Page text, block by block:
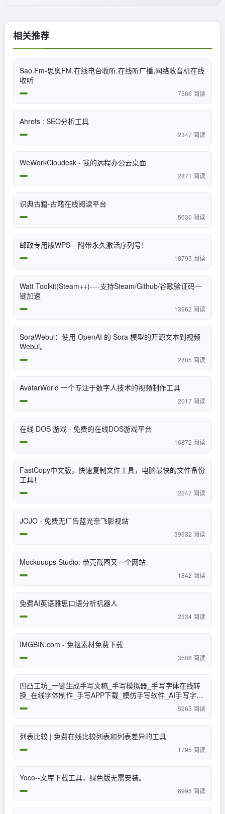
相关推荐
Sao.Fm-思奥FM,在线电台收听,在线听广播,网络收音机在线
收听
7566 阅读
Ahrefs : SEO分析工具
2347 阅读
WeWorkCloudesk - 我的远程办公云桌面
2871 阅读
识典古籍-古籍在线阅读平台
5630 阅读
邮政专用版WPS---附带永久激活序列号！
18795 阅读
Watt Toolkit(Steam++)----支持Steam/Github/谷歌验证码一
键加速
13962 阅读
SoraWebui：使用 OpenAI 的 Sora 模型的开源文本到视频
Webui。
2805 阅读
AvatarWorld 一个专注于数字人技术的视频制作工具
2017 阅读
在线 DOS 游戏 - 免费的在线DOS游戏平台
16872 阅读
FastCopy中文版，快速复制文件工具，电脑最快的文件备份
工具！
2247 阅读
JOJO - 免费无广告蓝光奈飞影视站
39932 阅读
Mockuuups Studio: 带壳截图又一个网站
1842 阅读
免费AI英语雅思口语分析机器人
2334 阅读
IMGBIN.com - 免抠素材免费下载
3508 阅读
凹凸工坊_一键生成手写文稿_手写模拟器_手写字体在线转
换_在线字体制作_手写APP下载_模仿手写软件_AI手写字体
5965 阅读
列表比较 | 免费在线比较列表和列表差异的工具
1795 阅读
Yoco--文库下载工具，绿色版无需安装。
6995 阅读